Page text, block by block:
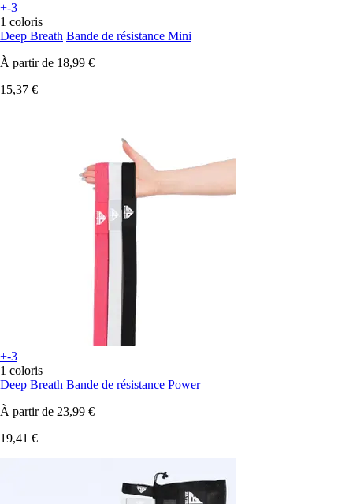
+-3
1 coloris
Deep Breath Bande de résistance Mini
À partir de 18,99 €
15,37 €
+-3
1 coloris
Deep Breath Bande de résistance Power
À partir de 23,99 €
19,41 €